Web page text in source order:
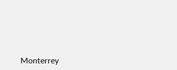
Monterrey